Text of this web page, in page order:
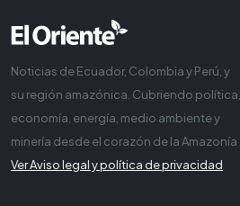
Noticias de Ecuador, Colombia y Perú, y
su región amazónica. Cubriendo política,
economía, energía, medio ambiente y
minería desde el corazón de la Amazonía
Ver Aviso legal y política de privacidad